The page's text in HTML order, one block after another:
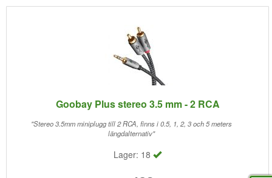
Goobay Plus stereo 3.5 mm - 2 RCA
"Stereo 3.5mm miniplugg till 2 RCA, finns i 0.5, 1, 2, 3 och 5 meters
längdalternativ"
Lager: 18